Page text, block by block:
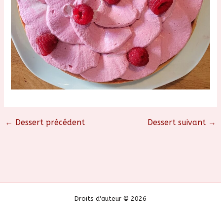
← Dessert précédent Dessert suivant →
Droits d'auteur © 2026